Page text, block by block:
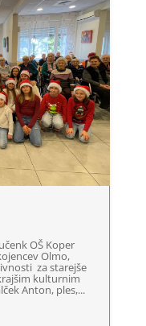
OŠ Koper
Olmo,
za starejše
kulturnim
Anton, ples,...